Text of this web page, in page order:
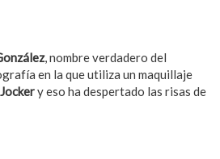
, nombre verdadero del
en la que utiliza un maquillaje
Jockery eso ha despertado las risas de